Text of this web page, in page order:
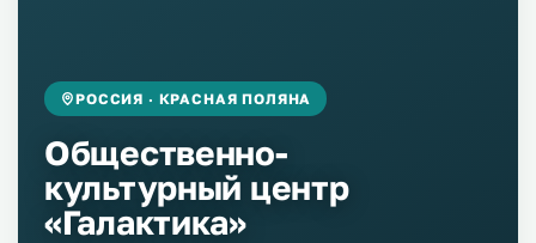
РОССИЯ · КРАСНАЯ ПОЛЯНА
Общественно-
культурный центр
«Галактика»